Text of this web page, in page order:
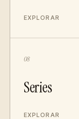
EXPLORAR
08
Series
EXPLORAR